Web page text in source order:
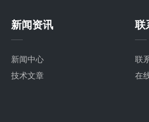
新闻资讯
新闻中心
技术文章
联
联
在